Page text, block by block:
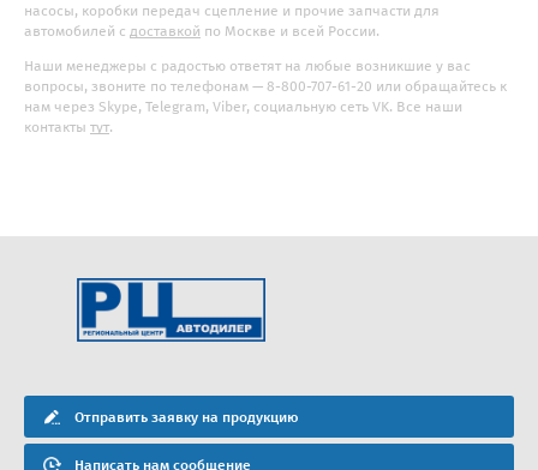
насосы, коробки передач сцепление и прочие запчасти для
автомобилей с доставкой по Москве и всей России.
Наши менеджеры с радостью ответят на любые возникшие у вас
вопросы, звоните по телефонам — 8-800-707-61-20 или обращайтесь к
нам через Skype, Telegram, Viber, социальную сеть VK. Все наши
контакты тут.
Отправить заявку на продукцию
Написать нам сообщение